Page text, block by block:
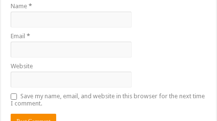
Name*
Email*
Website
Save my name, email, and website in this browser for the next time
I comment.